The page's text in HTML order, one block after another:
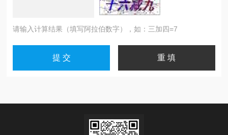
请输入计算结果（填写阿拉伯数字），如：三加四=7